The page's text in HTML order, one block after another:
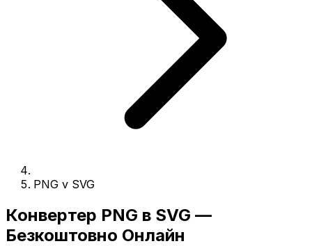
PNG v SVG
Конвертер PNG в SVG —
Безкоштовно Онлайн